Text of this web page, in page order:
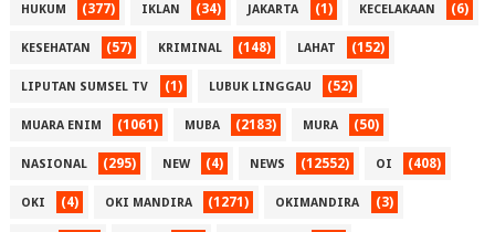
HUKUM (377) IKLAN (34) JAKARTA (1) KECELAKAAN (6)
KESEHATAN (57) KRIMINAL (148) LAHAT (152)
LIPUTAN SUMSEL TV (1) LUBUK LINGGAU (52)
MUARA ENIM (1061) MUBA (2183) MURA (50)
NASIONAL (295) NEW (4) NEWS (12552) OI (408)
OKI (4) OKI MANDIRA (1271) OKIMANDIRA (3)